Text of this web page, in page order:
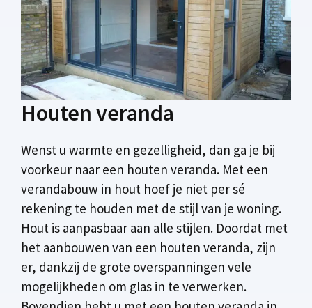
Houten veranda
Wenst u warmte en gezelligheid, dan ga je bij
voorkeur naar een houten veranda. Met een
verandabouw in hout hoef je niet per sé
rekening te houden met de stijl van je woning.
Hout is aanpasbaar aan alle stijlen. Doordat met
het aanbouwen van een houten veranda, zijn
er, dankzij de grote overspanningen vele
mogelijkheden om glas in te verwerken.